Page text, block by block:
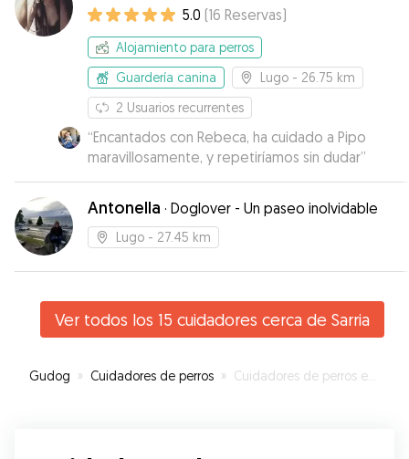
5.0 (16 Reservas)
Alojamiento para perros
Guardería canina
Lugo - 26.75 km
2 Usuarios recurrentes
“Encantados con Rebeca, ha cuidado a Pipo
maravillosamente, y repetiríamos sin dudar”
Antonella · Doglover - Un paseo inolvidable
Lugo - 27.45 km
Ver todos los 15 cuidadores cerca de Sarria
Gudog » Cuidadores de perros » Cuidadores de perros en Sarria